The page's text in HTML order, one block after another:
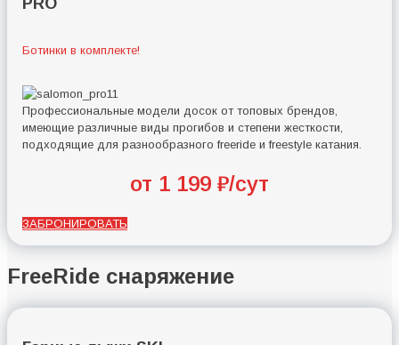
PRO
Ботинки в комплекте!
Профессиональные модели досок от топовых брендов,
имеющие различные виды прогибов и степени жесткости,
подходящие для разнообразного freeride и freestyle катания.
от 1 199 ₽/сут
ЗАБРОНИРОВАТЬ
FreeRide снаряжение